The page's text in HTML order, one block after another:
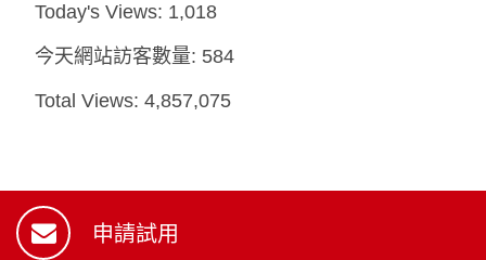
Today's Views: 1,018
今天網站訪客數量: 584
Total Views:4,857,075
申請試用